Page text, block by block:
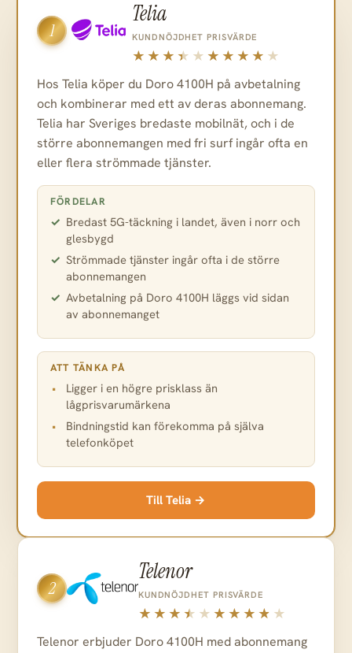
1
Telia
KUNDNÖJDHET PRISVÄRDE
Hos Telia köper du Doro 4100H på avbetalning
och kombinerar med ett av deras abonnemang.
Telia har Sveriges bredaste mobilnät, och i de
större abonnemangen med fri surf ingår ofta en
eller flera strömmade tjänster.
FÖRDELAR
Bredast 5G-täckning i landet, även i norr och
glesbygd
Strömmade tjänster ingår ofta i de större
abonnemangen
Avbetalning på Doro 4100H läggs vid sidan
av abonnemanget
ATT TÄNKA PÅ
Ligger i en högre prisklass än
lågprisvarumärkena
Bindningstid kan förekomma på själva
telefonköpet
Till Telia →
2
Telenor
KUNDNÖJDHET PRISVÄRDE
Telenor erbjuder Doro 4100H med abonnemang